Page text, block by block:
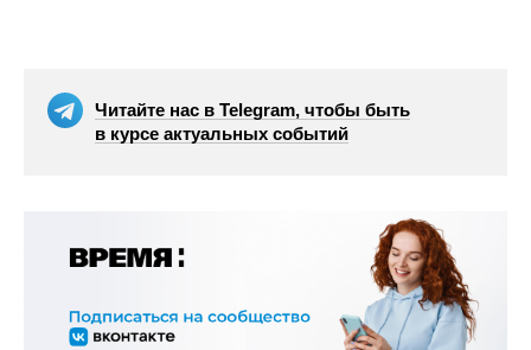
Читайте нас в Telegram, чтобы быть
в курсе актуальных событий